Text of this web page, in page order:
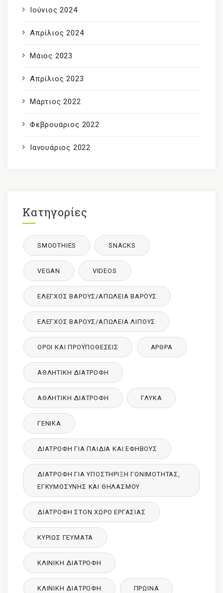
Ιούνιος 2024
Απρίλιος 2024
Μάιος 2023
Απρίλιος 2023
Μάρτιος 2022
Φεβρουάριος 2022
Ιανουάριος 2022
Κατηγορίες
SMOOTHIES SNACKS
VEGAN VIDEOS
ΈΛΕΓΧΟΣ ΒΆΡΟΥΣ/ΑΠΏΛΕΙΑ ΒΆΡΟΥΣ
ΈΛΕΓΧΟΣ ΒΆΡΟΥΣ/ΑΠΏΛΕΙΑ ΛΊΠΟΥΣ
ΌΡΟΙ ΚΑΙ ΠΡΟΫΠΟΘΈΣΕΙΣ ΑΡΘΡΑ
ΑΘΛΗΤΙΚΉ ΔΙΑΤΡΟΦΉ
ΑΘΛΗΤΙΚΉ ΔΙΑΤΡΟΦΉ ΓΛΥΚΑ
ΓΕΝΙΚΆ
ΔΙΑΤΡΟΦΉ ΓΙΑ ΠΑΙΔΙΆ ΚΑΙ ΕΦΉΒΟΥΣ
ΔΙΑΤΡΟΦΉ ΓΙΑ ΥΠΟΣΤΉΡΙΞΗ ΓΟΝΙΜΌΤΗΤΑΣ,
ΕΓΚΥΜΟΣΎΝΗΣ ΚΑΙ ΘΗΛΑΣΜΟΎ
ΔΙΑΤΡΟΦΉ ΣΤΟΝ ΧΏΡΟ ΕΡΓΑΣΊΑΣ
ΚΥΡΙΩΣ ΓΕΥΜΑΤΑ
ΚΛΙΝΙΚΉ ΔΙΑΤΡΟΦΉ
ΚΛΙΝΙΚΉ ΔΙΑΤΡΟΦΉ ΠΡΩΙΝΑ